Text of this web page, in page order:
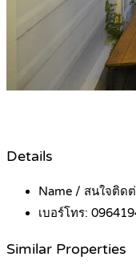
Details
Name / สนใจติด
เบอร์โทร:
Similar Properties